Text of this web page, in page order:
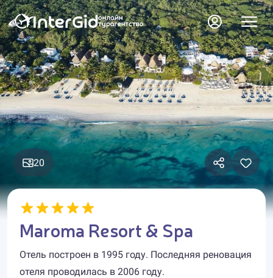
20
Maroma Resort & Spa
Отель построен в 1995 году. Последняя реновация
отеля проводилась в 2006 году.